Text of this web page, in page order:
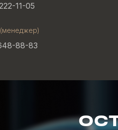
11-05
88-83